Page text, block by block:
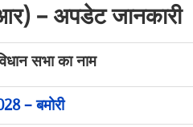
– अपडेट जानकारी
सभा का नाम
– बमोरी